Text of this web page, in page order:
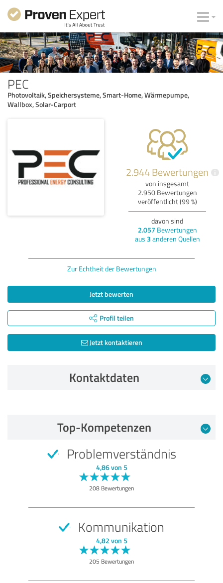
PEC
Photovoltaik, Speichersysteme, Smart-Home, Wärmepumpe,
Wallbox, Solar-Carport
2.944 Bewertungen i
von insgesamt
2.950 Bewertungen
veröffentlicht (99 %)
davon sind
2.057 Bewertungen
aus 3 anderen Quellen
Zur Echtheit der Bewertungen
Jetzt bewerten
Profil teilen
Jetzt kontaktieren
Kontaktdaten
Empfehlung
Top-Kompetenzen
Problemverständnis
4,86 von 5
208 Bewertungen
Kommunikation
4,82 von 5
205 Bewertungen